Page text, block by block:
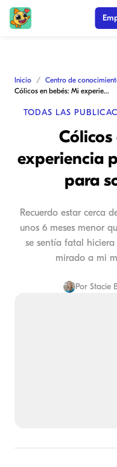
Inicio Centro de
Cólicos en bebés: Mi experiencia personal y consejos para sobrellevarlos
TODAS LAS
experiencia
para
Recuerdo estar cerca
unos 6 meses menor
se sentía fatal
mirado a mi
Por Stacie